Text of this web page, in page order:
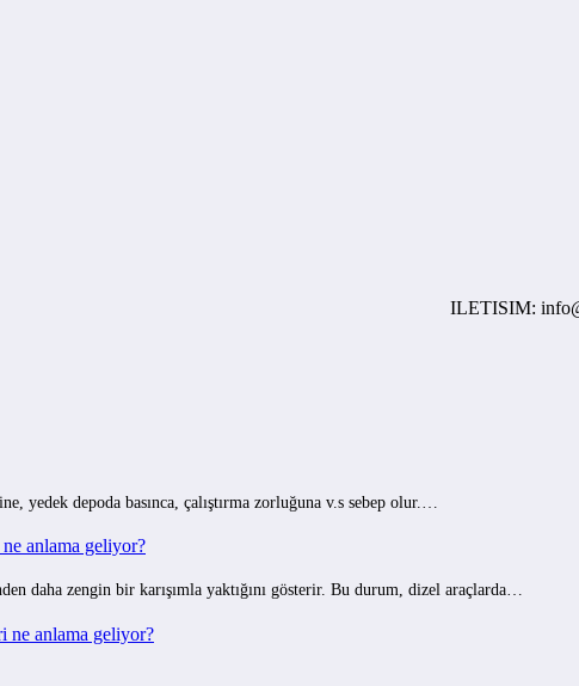
ILETISIM:
yedek depoda basınca, çalıştırma zorluğuna v.s sebep olur.…
anlama geliyor?
daha zengin bir karışımla yaktığını gösterir. Bu durum, dizel araçlarda…
ne anlama geliyor?